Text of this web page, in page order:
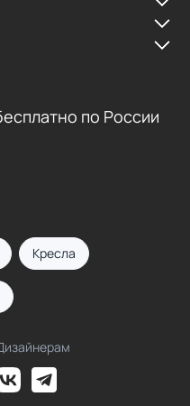
по России
Кресла